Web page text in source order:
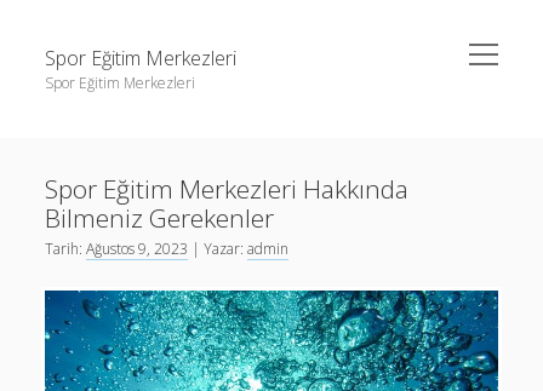
Spor Eğitim Merkezleri
Spor Eğitim Merkezleri
menüyü
aç
Sayfa Listesi
Şifresiz Instagram Beğeni Arttırma
Liste
Şifresiz Instagram Beğeni Arttırma
Tiktok Yorum Yükleme Bedava
Spor Eğitim Merkezleri Hakkında
Bilmeniz Gerekenler
Tarih:Ağustos 9, 2023 | Yazar:admin